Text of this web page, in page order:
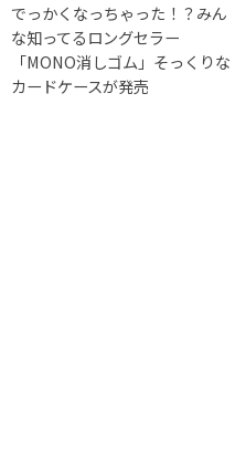
でっかくなっちゃった！？みん
な知ってるロングセラー
「MONO消しゴム」そっくりな
カードケースが発売